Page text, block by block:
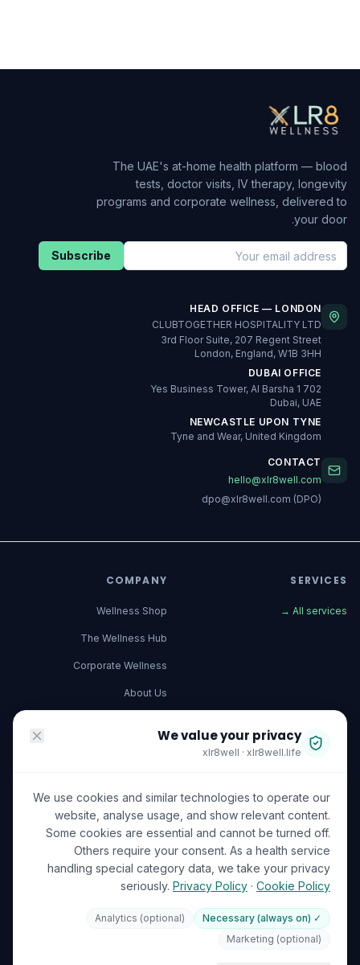
The UAE's at-home health platform — blood
tests, doctor visits, IV therapy, longevity
programs and corporate wellness, delivered to
your door.
Subscribe
HEAD OFFICE — LONDON
CLUBTOGETHER HOSPITALITY LTD
3rd Floor Suite, 207 Regent Street
London, England, W1B 3HH
DUBAI OFFICE
702 Yes Business Tower, Al Barsha 1
Dubai, UAE
NEWCASTLE UPON TYNE
Tyne and Wear, United Kingdom
CONTACT
hello@xlr8well.com
dpo@xlr8well.com (DPO)
SERVICES
All services
→
COMPANY
Wellness Shop
The Wellness Hub
Corporate Wellness
About Us
Contact Us
Terms of Service
Your Data Rights (GDPR)
DHA Licensed
We value your privacy
xlr8well · xlr8well.life
We use cookies and similar technologies to operate our
website, analyse usage, and show relevant content.
Some cookies are essential and cannot be turned off.
Others require your consent. As a health service
handling special category data, we take your privacy
seriously. Privacy Policy · Cookie Policy
✓ Necessary (always on)
Analytics (optional)
Marketing (optional)